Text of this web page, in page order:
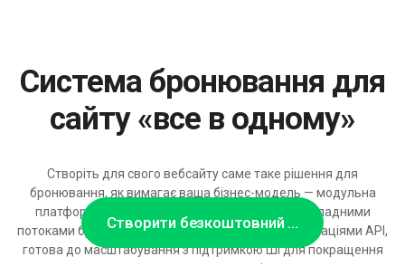
Створити безкоштовний акаунт
Система бронювання для
сайту «все в одному»
Створіть для свого вебсайту саме таке рішення для
бронювання, як вимагає ваша бізнес-модель — модульна
платформа з гнучкими правилами розкладу, складними
потоками бронювань, онлайн-платежами та інтеграціями API,
готова до масштабування з підтримкою ШІ для покращення